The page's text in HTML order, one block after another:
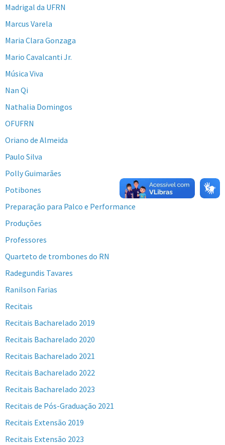
Madrigal da UFRN
Marcus Varela
Maria Clara Gonzaga
Mario Cavalcanti Jr.
Música Viva
Nan Qi
Nathalia Domingos
OFUFRN
Oriano de Almeida
Paulo Silva
Polly Guimarães
Potibones
Preparação para Palco e Performance
Produções
Professores
Quarteto de trombones do RN
Radegundis Tavares
Ranilson Farias
Recitais
Recitais Bacharelado 2019
Recitais Bacharelado 2020
Recitais Bacharelado 2021
Recitais Bacharelado 2022
Recitais Bacharelado 2023
Recitais de Pós-Graduação 2021
Recitais Extensão 2019
Recitais Extensão 2023